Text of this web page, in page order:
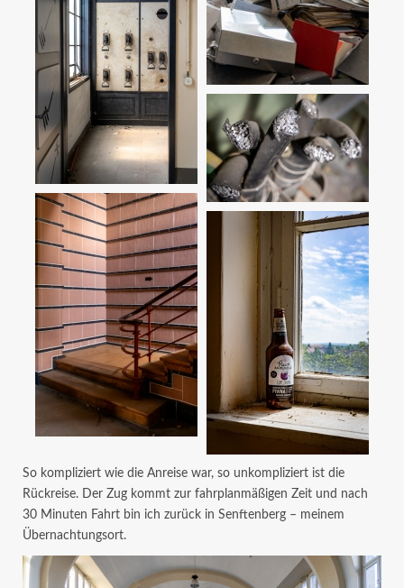
So kompliziert wie die Anreise war, so unkompliziert ist die
Rückreise. Der Zug kommt zur fahrplanmäßigen Zeit und nach
30 Minuten Fahrt bin ich zurück in Senftenberg – meinem
Übernachtungsort.